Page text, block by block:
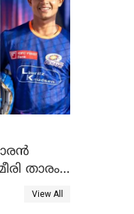
താരം
View All